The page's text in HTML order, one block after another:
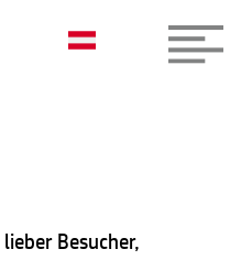
Besucher,